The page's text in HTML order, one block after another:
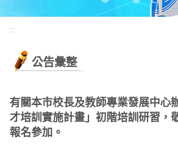
:::
公告彙整
有關本市校長及教師專業發展中心
才培訓實施計畫」初階培訓研習，
報名參加。